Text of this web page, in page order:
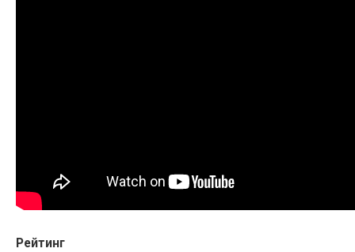
Рейтинг